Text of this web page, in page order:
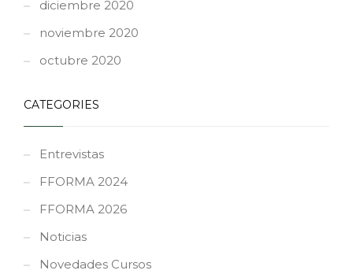
diciembre 2020
noviembre 2020
octubre 2020
CATEGORIES
Entrevistas
FFORMA 2024
FFORMA 2026
Noticias
Novedades Cursos